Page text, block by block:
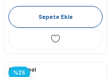
Sepete Ekle
%25
Astralpool